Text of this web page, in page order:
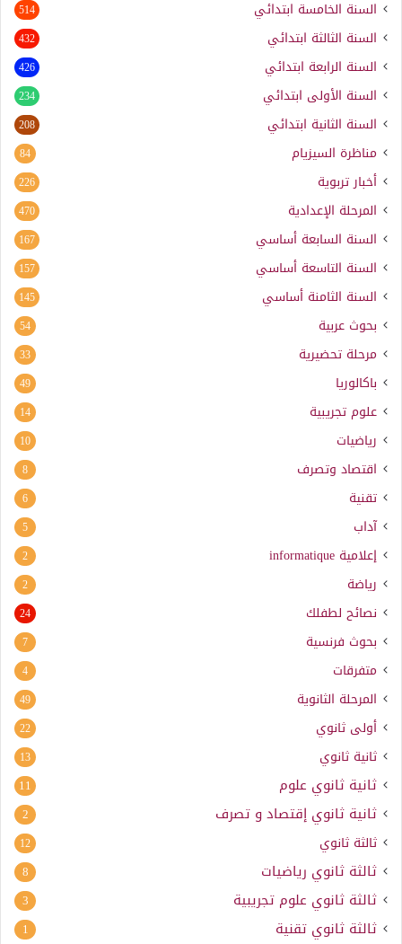
السنة الخامسة ابتدائي 514
السنة الثالثة ابتدائي 432
السنة الرابعة ابتدائي 426
السنة الأولى ابتدائي 234
السنة الثانية ابتدائي 208
مناظرة السيزيام 84
أخبار تربوية 226
المرحلة الإعدادية 470
السنة السابعة أساسي 167
السنة التاسعة أساسي 157
السنة الثامنة أساسي 145
بحوث عربية 54
مرحلة تحضيرية 33
باكالوريا 49
علوم تجريبية 14
رياضيات 10
اقتصاد وتصرف 8
تقنية 6
آداب 5
إعلامية informatique
2
رياضة 2
نصائح لطفلك 24
بحوث فرنسية 7
متفرقات 4
المرحلة الثانوية 49
أولى ثانوي 22
ثانية ثانوي 13
ثانية ثانوي علوم 11
ثانية ثانوي إقتصاد و تصرف 2
ثالثة ثانوي 12
ثالثة ثانوي رياضيات 8
ثالثة ثانوي علوم تجريبية 3
ثالثة ثانوي تقنية 1